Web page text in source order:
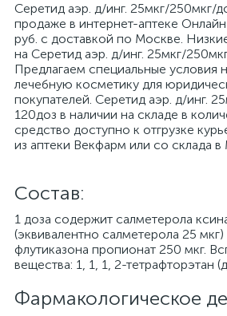
Серетид аэр. д/инг. 25мкг/250мкг/
продаже в интернет-аптеке
руб. с доставкой по Москве.
на Серетид аэр. д/инг. 25мкг/
Предлагаем специальные условия
лечебную косметику для
покупателей. Серетид аэр. д/инг.
120доз в наличии на складе в
средство доступно к отгрузке
из аптеки Векфарм или со склада в
Cостав:
1 доза содержит салметерола
(эквивалентно салметерола 25 мкг)
флутиказона пропионат 250 мкг.
вещества: 1, 1, 1, 2-тетрафторэтан
Фармакологическое